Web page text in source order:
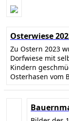
Osterwiese
Zu Ostern 2023
Dorfwiese mit
Kindern
Osterhasen vom